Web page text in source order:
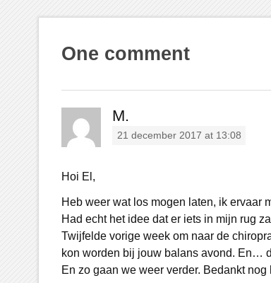
One comment
M.
21 december 2017 at 13:08
Hoi El,
Heb weer wat los mogen laten, ik ervaar
Had echt het idee dat er iets in mijn rug
Twijfelde vorige week om naar de
kon worden bij jouw balans avond. En…
En zo gaan we weer verder. Bedankt nog